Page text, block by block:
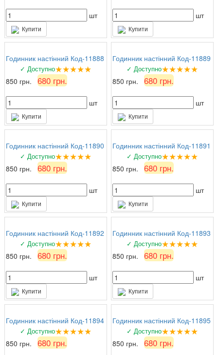
шт
Купити
шт
Купити
Годинник настінний Код-11888
✓ Доступно★★★★★
850 грн. 680 грн.
шт
Купити
Годинник настінний Код-11889
✓ Доступно★★★★★
850 грн. 680 грн.
шт
Купити
Годинник настінний Код-11890
✓ Доступно★★★★★
850 грн. 680 грн.
шт
Купити
Годинник настінний Код-11891
✓ Доступно★★★★★
850 грн. 680 грн.
шт
Купити
Годинник настінний Код-11892
✓ Доступно★★★★★
850 грн. 680 грн.
шт
Купити
Годинник настінний Код-11893
✓ Доступно★★★★★
850 грн. 680 грн.
шт
Купити
Годинник настінний Код-11894
✓ Доступно★★★★★
850 грн. 680 грн.
Годинник настінний Код-11895
✓ Доступно★★★★★
850 грн. 680 грн.